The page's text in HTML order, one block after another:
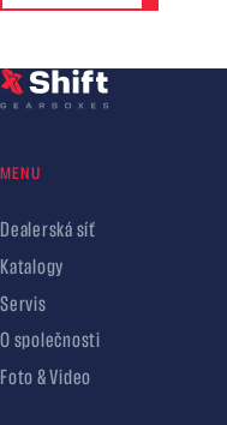
MENU
Dealerská síť
Katalogy
Servis
O společnosti
Foto & Video